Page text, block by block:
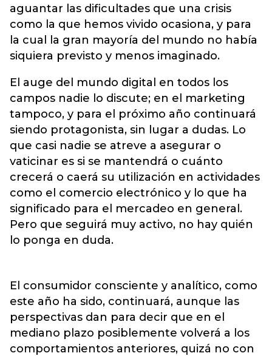
aguantar las dificultades que una crisis
como la que hemos vivido ocasiona, y para
la cual la gran mayoría del mundo no había
siquiera previsto y menos imaginado.
El auge del mundo digital en todos los
campos nadie lo discute; en el marketing
tampoco, y para el próximo año continuará
siendo protagonista, sin lugar a dudas. Lo
que casi nadie se atreve a asegurar o
vaticinar es si se mantendrá o cuánto
crecerá o caerá su utilización en actividades
como el comercio electrónico y lo que ha
significado para el mercadeo en general.
Pero que seguirá muy activo, no hay quién
lo ponga en duda.
El consumidor consciente y analítico, como
este año ha sido, continuará, aunque las
perspectivas dan para decir que en el
mediano plazo posiblemente volverá a los
comportamientos anteriores, quizá no con